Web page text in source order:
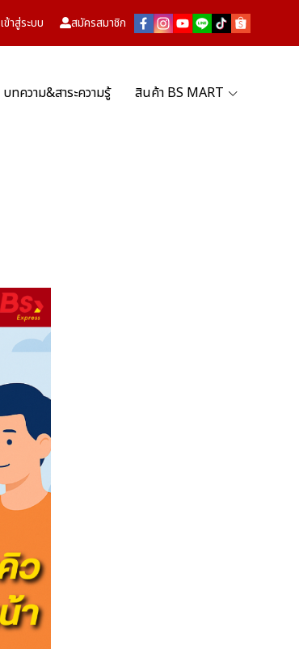
เข้าสู่ระบบ สมัครสมาชิก
บทความ&สาระความรู้ สินค้า BS MART